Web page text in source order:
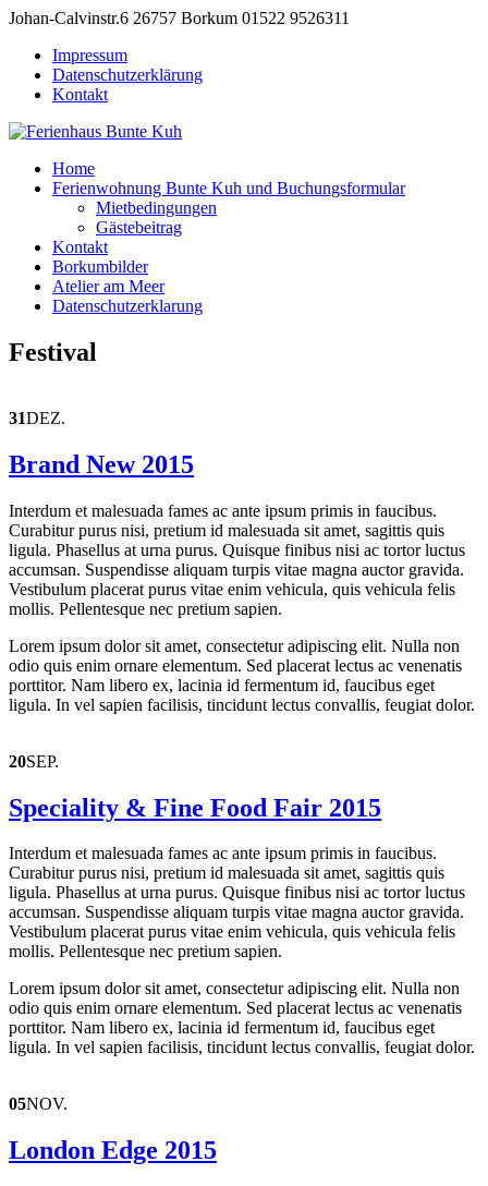
Johan-Calvinstr.6 26757 Borkum 01522 9526311
Impressum
Datenschutzerklärung
Kontakt
Home
Ferienwohnung Bunte Kuh und Buchungsformular
Mietbedingungen
Gästebeitrag
Kontakt
Borkumbilder
Atelier am Meer
Datenschutzerklarung
Festival
31DEZ.
Brand New 2015
Interdum et malesuada fames ac ante ipsum primis in faucibus.
Curabitur purus nisi, pretium id malesuada sit amet, sagittis quis
ligula. Phasellus at urna purus. Quisque finibus nisi ac tortor luctus
accumsan. Suspendisse aliquam turpis vitae magna auctor gravida.
Vestibulum placerat purus vitae enim vehicula, quis vehicula felis
mollis. Pellentesque nec pretium sapien.
Lorem ipsum dolor sit amet, consectetur adipiscing elit. Nulla non
odio quis enim ornare elementum. Sed placerat lectus ac venenatis
porttitor. Nam libero ex, lacinia id fermentum id, faucibus eget
ligula. In vel sapien facilisis, tincidunt lectus convallis, feugiat dolor.
20SEP.
Speciality & Fine Food Fair 2015
Interdum et malesuada fames ac ante ipsum primis in faucibus.
Curabitur purus nisi, pretium id malesuada sit amet, sagittis quis
ligula. Phasellus at urna purus. Quisque finibus nisi ac tortor luctus
accumsan. Suspendisse aliquam turpis vitae magna auctor gravida.
Vestibulum placerat purus vitae enim vehicula, quis vehicula felis
mollis. Pellentesque nec pretium sapien.
Lorem ipsum dolor sit amet, consectetur adipiscing elit. Nulla non
odio quis enim ornare elementum. Sed placerat lectus ac venenatis
porttitor. Nam libero ex, lacinia id fermentum id, faucibus eget
ligula. In vel sapien facilisis, tincidunt lectus convallis, feugiat dolor.
05NOV.
London Edge 2015